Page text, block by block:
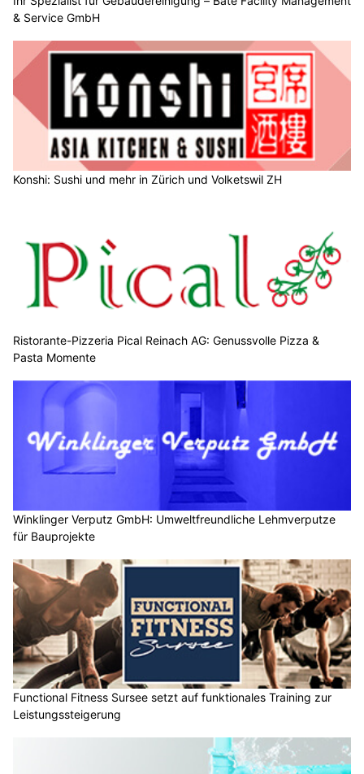
& Service GmbH
Konshi: Sushi und mehr in Zürich und Volketswil ZH
Ristorante-Pizzeria Pical Reinach AG: Genussvolle Pizza &
Pasta Momente
Winklinger Verputz GmbH: Umweltfreundliche Lehmverputze
für Bauprojekte
Functional Fitness Sursee setzt auf funktionales Training zur
Leistungssteigerung